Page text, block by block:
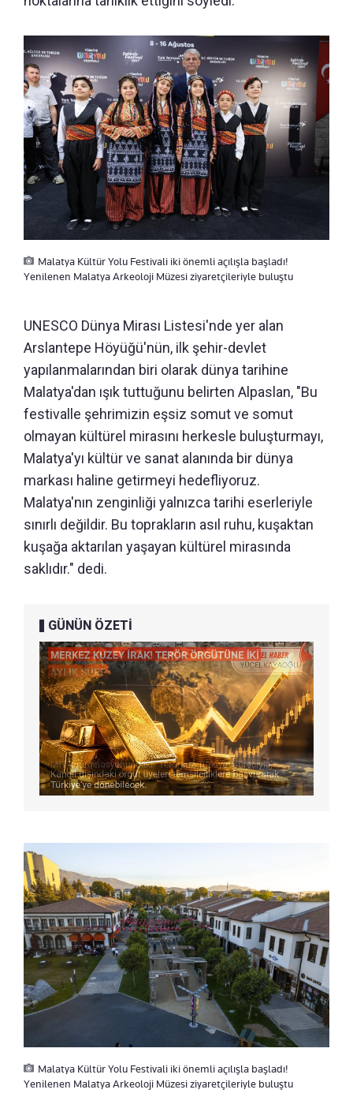
Malatya Kültür Yolu Festivali iki önemli açılışla başladı!
Yenilenen Malatya Arkeoloji Müzesi ziyaretçileriyle buluştu
UNESCO Dünya Mirası Listesi'nde yer alan
Arslantepe Höyüğü'nün, ilk şehir-devlet
yapılanmalarından biri olarak dünya tarihine
Malatya'dan ışık tuttuğunu belirten Alpaslan, "Bu
festivalle şehrimizin eşsiz somut ve somut
olmayan kültürel mirasını herkesle buluşturmayı,
Malatya'yı kültür ve sanat alanında bir dünya
markası haline getirmeyi hedefliyoruz.
Malatya'nın zenginliği yalnızca tarihi eserleriyle
sınırlı değildir. Bu toprakların asıl ruhu, kuşaktan
kuşağa aktarılan yaşayan kültürel mirasında
saklıdır." dedi.
GÜNÜN ÖZETİ
Malatya Kültür Yolu Festivali iki önemli açılışla başladı!
Yenilenen Malatya Arkeoloji Müzesi ziyaretçileriyle buluştu